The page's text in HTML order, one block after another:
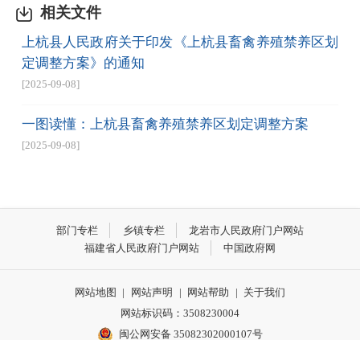
相关文件
上杭县人民政府关于印发《上杭县畜禽养殖禁养区划
定调整方案》的通知
[2025-09-08]
一图读懂：上杭县畜禽养殖禁养区划定调整方案
[2025-09-08]
部门专栏 乡镇专栏
龙岩市人民政府门户网站
福建省人民政府门户网站
中国政府网
网站地图 | 网站声明 | 网站帮助 | 关于我们
网站标识码：3508230004
闽公网安备 35082302000107号